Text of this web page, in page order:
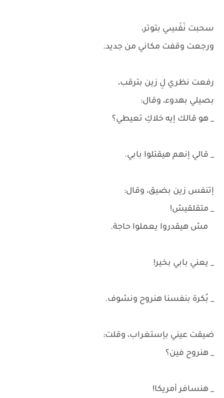
سحبت نَفَسِي بتوتر،
ورجعت وقفت مكاني من جديد.
رفعت نظري لِ زين بترقب،
بصيلي بهدوء، وقال:
_ هو قالك إيه خلاكِ تعيطي؟
_ قالي إنهم هيقتلوا بابي.
إتنفس زين بضيق، وقال:
_ متقلقيش!
مش هيقدروا يعملوا حاجة.
_ يعني بابي بخير!
_ بُكرة بنفسنا هنروح ونشوف.
ضيقت عيني بإستغراب، وقلت:
_ هنروح فين؟
_ هنسافر أمريكا!